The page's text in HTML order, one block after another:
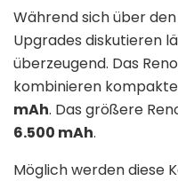
Während sich über
Upgrades diskutieren
überzeugend. Das
kombinieren
mAh. Das größere
6.500 mAh.
Möglich werden diese